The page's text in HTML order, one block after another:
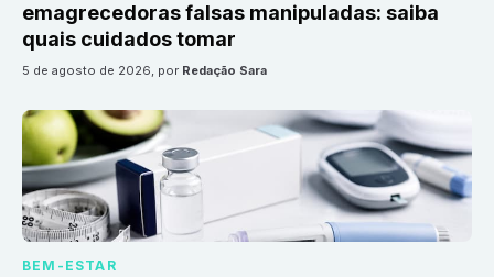
emagrecedoras falsas manipuladas: saiba
quais cuidados tomar
5 de agosto de 2026, por Redação Sara
BEM-ESTAR